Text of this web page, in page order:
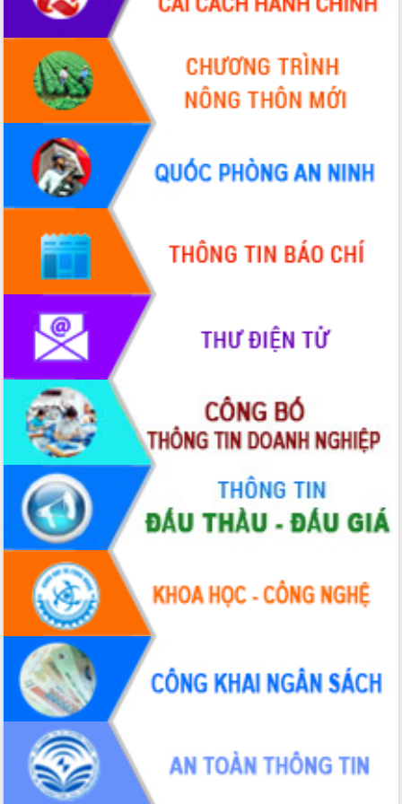
Hội thảo khoa học “Giải pháp thúc đẩy
phát triển nền kinh tế xanh tại tỉnh
Đắk Lắk”
Tăng cường giám sát, đôn đốc thực
hiện nhiệm vụ quản lý tài sản công
hàng tuần
Tháo gỡ những vướng mắc, đẩy mạnh
công tác cải cách thủ tục hành chính
tại Trung tâm Phục vụ hành chính
công tỉnh
Đắk Lắk: Tôn vinh 46 giải pháp tại Hội
thi Sáng tạo Kỹ thuật 2024 - 2025
Đắk Lắk rà soát, điều chỉnh Đề án 190
về phát triển nuôi trồng thủy sản
Phó Chủ tịch UBND tỉnh Đắk Lắk
Trương Công Thái kiểm tra thực địa
Dự án cao tốc Khánh Hòa - Buôn Ma
Định vị cà phê Việt Nam như một “di
sản sống” trong dòng chảy toàn cầu
Xây dựng nông thôn mới: Nâng cao đời
sống người dân từ những mô hình thiết
thực
Quyết liệt tháo gỡ vướng mắc, đẩy
nhanh tiến độ các dự án trọng điểm
trong Khu kinh tế Nam Phú Yên
Hòn Yến phát triển du lịch gắn với bảo
tồn biển
Lấy ý kiến điều chỉnh Quy hoạch tỉnh
Đắk Lắk thời kỳ 2021-2030, tầm nhìn
đến năm 2050
Phát động chiến dịch 30 ngày đêm
giải phóng mặt bằng Tuyến đường bộ
ven biển
Đắk Lắk nỗ lực thúc đẩy tăng trưởng
kinh tế từ 10% trở lên trong Quý
II/2026
Đắk Lắk ký kết thỏa thuận hợp tác về
chuyển đổi số giai đoạn 2026 – 2030
với Tập đoàn Bưu chính Viễn thông
Việt Nam